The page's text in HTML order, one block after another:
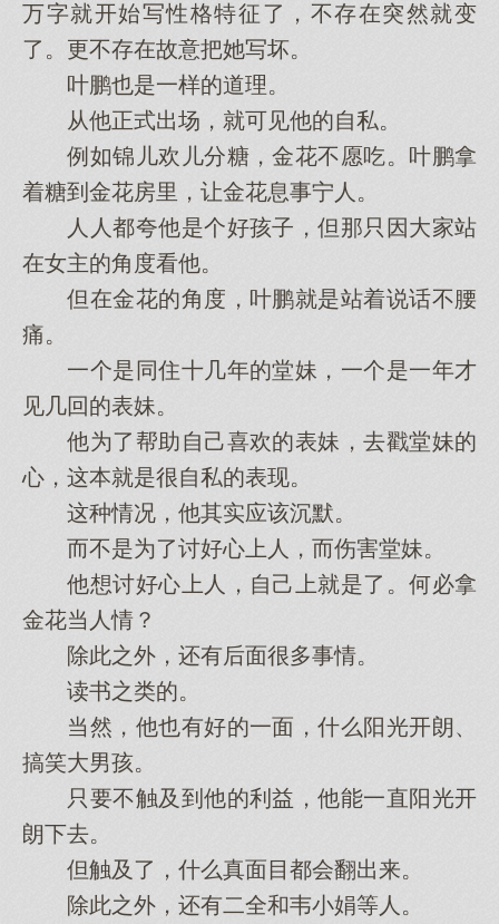
万字就开始写性格特征了，不存在突然就变
了。更不存在故意把她写坏。
叶鹏也是一样的道理。
从他正式出场，就可见他的自私。
例如锦儿欢儿分糖，金花不愿吃。叶鹏拿
着糖到金花房里，让金花息事宁人。
人人都夸他是个好孩子，但那只因大家站
在女主的角度看他。
但在金花的角度，叶鹏就是站着说话不腰
痛。
一个是同住十几年的堂妹，一个是一年才
见几回的表妹。
他为了帮助自己喜欢的表妹，去戳堂妹的
心，这本就是很自私的表现。
这种情况，他其实应该沉默。
而不是为了讨好心上人，而伤害堂妹。
他想讨好心上人，自己上就是了。何必拿
金花当人情？
除此之外，还有后面很多事情。
读书之类的。
当然，他也有好的一面，什么阳光开朗、
搞笑大男孩。
只要不触及到他的利益，他能一直阳光开
朗下去。
但触及了，什么真面目都会翻出来。
除此之外，还有二全和韦小娟等人。